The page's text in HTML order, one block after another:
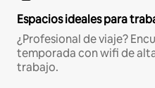
Espacios ideales para
¿Profesional de viaje?
temporada con wifi de
trabajo.